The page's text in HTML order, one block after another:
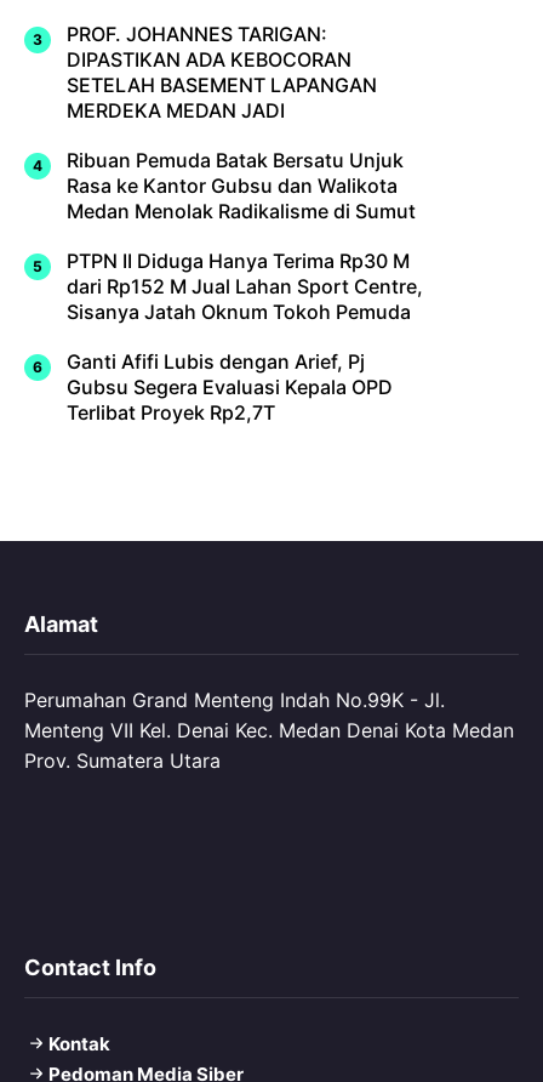
PROF. JOHANNES TARIGAN:
DIPASTIKAN ADA KEBOCORAN
SETELAH BASEMENT LAPANGAN
MERDEKA MEDAN JADI
Ribuan Pemuda Batak Bersatu Unjuk
Rasa ke Kantor Gubsu dan Walikota
Medan Menolak Radikalisme di Sumut
PTPN II Diduga Hanya Terima Rp30 M
dari Rp152 M Jual Lahan Sport Centre,
Sisanya Jatah Oknum Tokoh Pemuda
Ganti Afifi Lubis dengan Arief, Pj
Gubsu Segera Evaluasi Kepala OPD
Terlibat Proyek Rp2,7T
Alamat
Perumahan Grand Menteng Indah No.99K - Jl.
Menteng VII Kel. Denai Kec. Medan Denai Kota Medan
Prov. Sumatera Utara
Contact Info
Kontak
Pedoman Media Siber